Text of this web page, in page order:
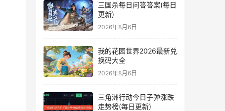
三国杀每日问答答案(每日
更新)
2026年8月6日
我的花园世界2026最新兑
换码大全
2026年8月6日
三角洲行动今日子弹涨跌
走势榜(每日更新)